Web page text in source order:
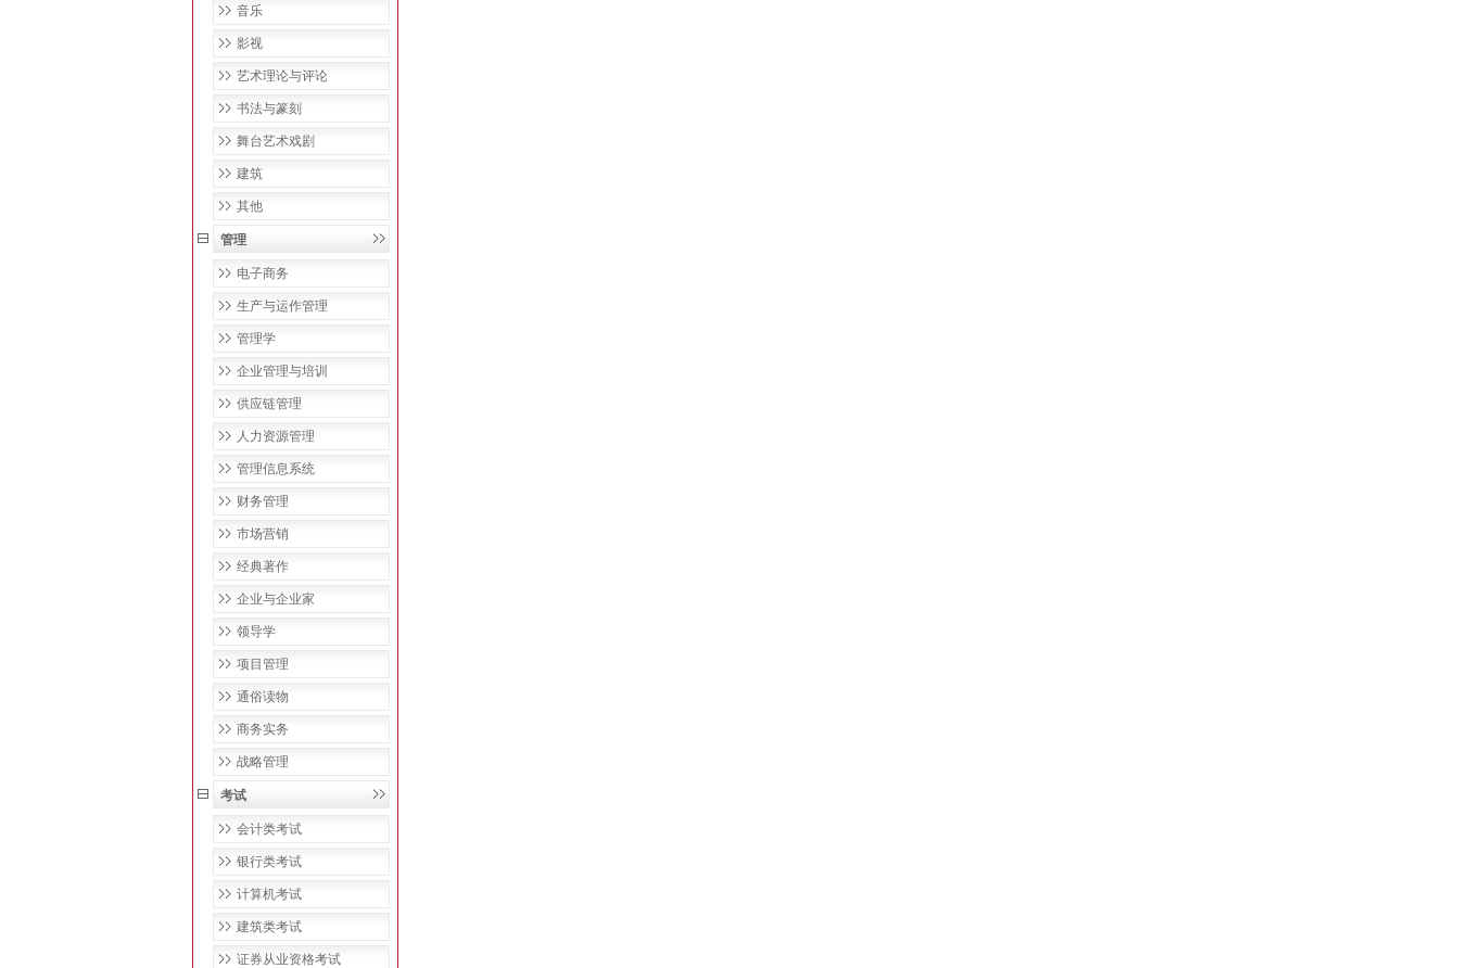
音乐
影视
艺术理论与评论
书法与篆刻
舞台艺术戏剧
建筑
其他
管理
电子商务
生产与运作管理
管理学
企业管理与培训
供应链管理
人力资源管理
管理信息系统
财务管理
市场营销
经典著作
企业与企业家
领导学
项目管理
通俗读物
商务实务
战略管理
考试
会计类考试
银行类考试
计算机考试
建筑类考试
证券从业资格考试